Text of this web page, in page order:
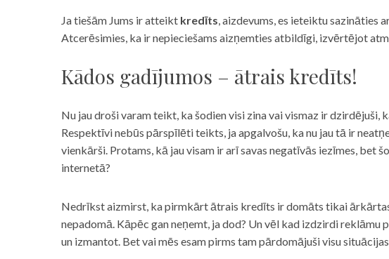
Ja tiešām Jums ir atteikt kredīts, aizdevums, es ieteiktu sazināties
Atcerēsimies, ka ir nepieciešams aizņemties atbildīgi, izvērtējot
Kādos gadījumos – ātrais kredīts!
Nu jau droši varam teikt, ka šodien visi zina vai vismaz ir dzirdējuši,
Respektīvi nebūs pārspīlēti teikts, ja apgalvošu, ka nu jau tā ir
vienkārši. Protams, kā jau visam ir arī savas negatīvās iezīmes,
internetā?
Nedrīkst aizmirst, ka pirmkārt ātrais kredīts ir domāts tikai
nepadomā. Kāpēc gan neņemt, ja dod? Un vēl kad izdzirdi
un izmantot. Bet vai mēs esam pirms tam pārdomājuši visu